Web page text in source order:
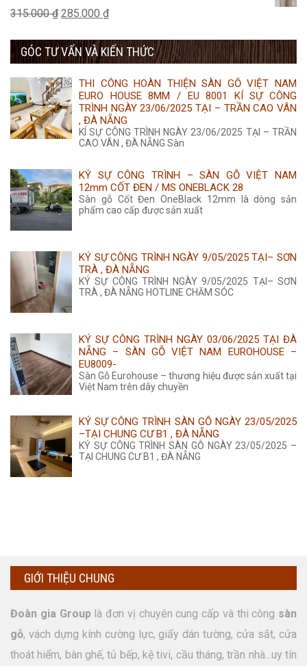
là:
tại
25.000 ₫.
315.000₫ Giá
là:
285.000 ₫Giá
tại
285.000 ₫.
GÓC TƯ VẤN VÀ KIẾN THỨC
THI CÔNG HOÀN THIỆN SÀN GỖ VIỆT NAM
EURO HOUSE 8MM / EU 8001 KÍ SỰ CÔNG
TRÌNH NGÀY 23/06/2025 TẠI – TRẦN CAO VÂN
, ĐÀ NẴNG
KÍ SỰ CÔNG TRÌNH NGÀY 23/06/2025 TẠI – TRẦN
CAO VÂN , ĐÀ NẴNG Sàn
KÝ SỰ CÔNG TRÌNH – SÀN GỖ VIỆT NAM
12mm CỐT ĐEN / MS ONEBLACK 28
Sàn gỗ Cốt Đen OneBlack 12mm là dòng sản
phẩm cao cấp được sản xuất
KÝ SỰ CÔNG TRÌNH NGÀY 9/05/2025 TẠI– SƠN
TRÀ , ĐÀ NẴNG
KÝ SỰ CÔNG TRÌNH NGÀY 9/05/2025 TẠI– SƠN
TRÀ , ĐÀ NẴNG HOTLINE CHĂM SÓC
KÝ SỰ CÔNG TRÌNH NGÀY 03/06/2025 TẠI ĐÀ
NẴNG – SÀN GỖ VIỆT NAM EUROHOUSE –
EU8009-
Sàn Gỗ Eurohouse – thương hiệu được sản xuất tại
Việt Nam trên dây chuyền
KÝ SỰ CÔNG TRÌNH SÀN GỖ NGÀY 23/05/2025
–TẠI CHUNG CƯ B1 , ĐÀ NẴNG
KÝ SỰ CÔNG TRÌNH SÀN GỖ NGÀY 23/05/2025 –
TẠI CHUNG CƯ B1 , ĐÀ NẴNG
GIỚI THIỆU CHUNG
Đoàn gia Group là đơn vị chuyên cung cấp và thi công sàn
gỗ, vách dựng kính cường lực, giấy dán tường, cửa sắt, cửa
thoát hiểm, bàn ghế, tủ bếp, kệ tivi, cầu tháng, trần nhà...uy tín